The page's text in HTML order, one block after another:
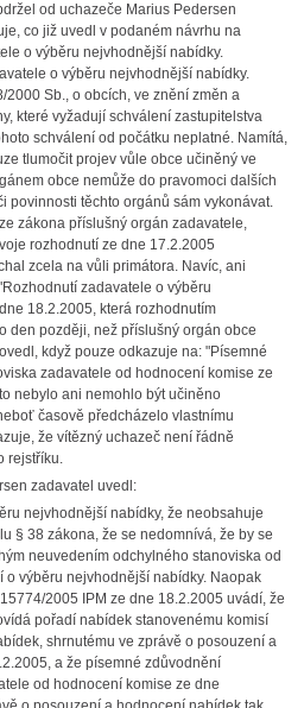
od uchazeče Marius Pedersen
co již uvedl v podaném návrhu na
o výběru nejvhodnější nabídky.
o výběru nejvhodnější nabídky.
2000 Sb., o obcích, ve znění změn a
které vyžadují schválení zastupitelstva
schválení od počátku neplatné. Namítá,
tlumočit projev vůle obce učiněný ve
obce nemůže do pravomoci dalších
povinnosti těchto orgánů sám vykonávat.
zákona příslušný orgán zadavatele,
rozhodnutí ze dne 17.2.2005
zcela na vůli primátora. Navíc, ani
zadavatele o výběru
18.2.2005, která rozhodnutím
den později, než příslušný orgán obce
když pouze odkazuje na: "Písemné
zadavatele od hodnocení komise ze
nebylo ani nemohlo být učiněno
časově předcházelo vlastnímu
že vítězný uchazeč není řádně
rejstříku.
zadavatel uvedl:
nejvhodnější nabídky, že neobsahuje
§ 38 zákona, že se nedomnívá, že by se
neuvedením odchylného stanoviska od
o výběru nejvhodnější nabídky. Naopak
2005 IPM ze dne 18.2.2005 uvádí, že
pořadí nabídek stanovenému komisí
shrnutému ve zprávě o posouzení a
a že písemné zdůvodnění
od hodnocení komise ze dne